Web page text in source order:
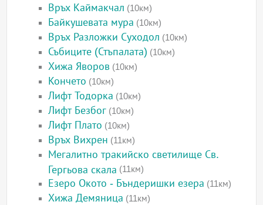
Връх Каймакчал (10км)
Байкушевата мура (10км)
Връх Разложки Суходол (10км)
Събиците (Стъпалата) (10км)
Хижа Яворов (10км)
Кончето (10км)
Лифт Тодорка (10км)
Лифт Безбог (10км)
Лифт Плато (10км)
Връх Вихрен (11км)
Мегалитно тракийско светилище Св.
Гергьова скала (11км)
Езеро Окото - Бъндеришки езера (11км)
Хижа Демяница (11км)